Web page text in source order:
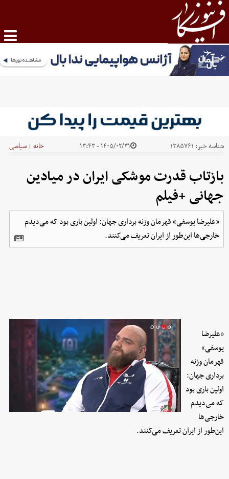
شناسه خبر: ۱۳۸۵۷۶۱ ۱۴۰۵/۰۲/۳۱ - ۱۳:۴۳ خانه | سیاسی
بازتاب قدرت موشکی ایران در میادین
جهانی +فیلم
«علیرضا یوسفی» قهرمان وزنه برداری جهان: اولین باری بود که می‌دیدم
خارجی‌ها این‌طور از ایران تعریف می‌کنند.
«علیرضا
یوسفی»
قهرمان وزنه
برداری جهان:
اولین باری بود
که می‌دیدم
خارجی‌ها
این‌طور از ایران تعریف می‌کنند.